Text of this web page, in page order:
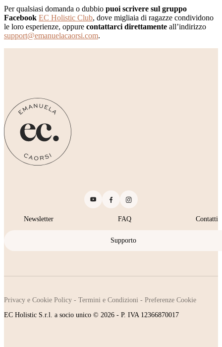
Per qualsiasi domanda o dubbio puoi scrivere sul gruppo
Facebook EC Holistic Club, dove migliaia di ragazze condividono
le loro esperienze, oppure contattarci direttamente all’indirizzo
support@emanuelacaorsi.com.
Newsletter FAQ Contatti
Supporto
Privacy e Cookie Policy - Termini e Condizioni - Preferenze Cookie
EC Holistic S.r.l. a socio unico © 2026 - P. IVA 12366870017